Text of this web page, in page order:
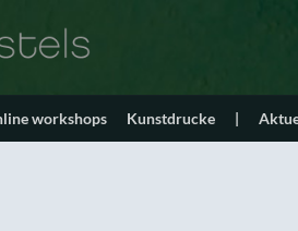
workshops Kunstdrucke |